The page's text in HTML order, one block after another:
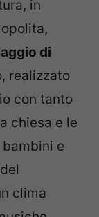
in
di
realizzato
con tanto
chiesa e le
e
clima